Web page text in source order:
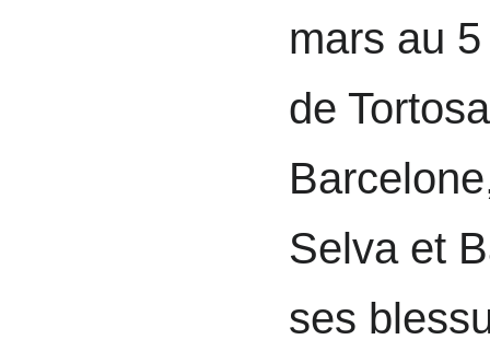
mars au
de
Selva et
ses